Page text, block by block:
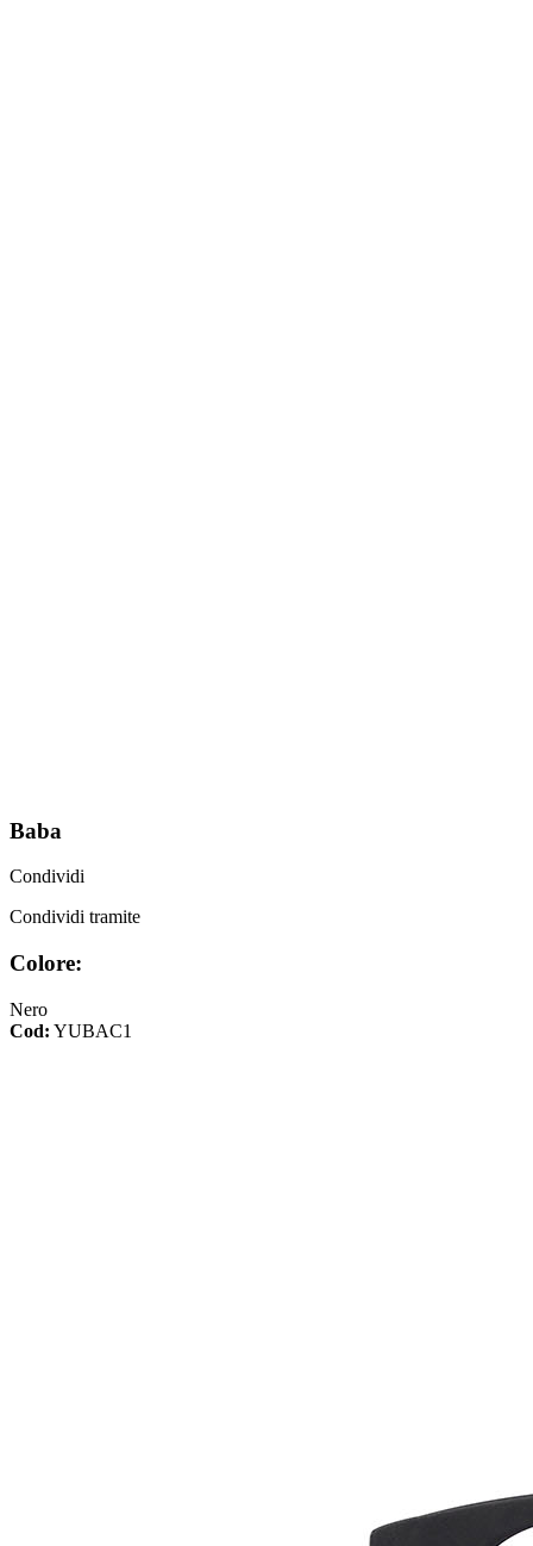
Baba
Condividi
Condividi tramite
Colore:
Nero
Cod: YUBAC1